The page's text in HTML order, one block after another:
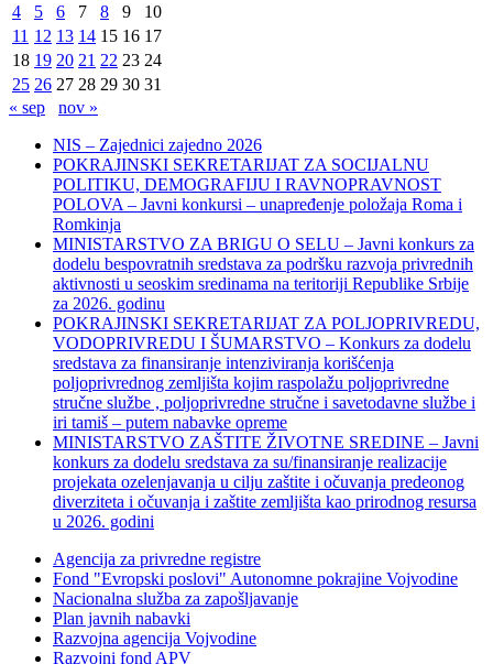
4
5 6 7 8 9
10
11 12 13 14 15 16 17
18 19 20 21 22 23 24
25 26 27 28 29 30 31
« sep
nov »
NIS – Zajednici zajedno 2026
POKRAJINSKI SEKRETARIJAT ZA SOCIJALNU
POLITIKU, DEMOGRAFIJU I RAVNOPRAVNOST
POLOVA – Javni konkursi – unapređenje položaja Roma i
Romkinja
MINISTARSTVO ZA BRIGU O SELU – Javni konkurs za
dodelu bespovratnih sredstava za podršku razvoja privrednih
aktivnosti u seoskim sredinama na teritoriji Republike Srbije
za 2026. godinu
POKRAJINSKI SEKRETARIJAT ZA POLJOPRIVREDU,
VODOPRIVREDU I ŠUMARSTVO – Konkurs za dodelu
sredstava za finansiranje intenziviranja korišćenja
poljoprivrednog zemljišta kojim raspolažu poljoprivredne
stručne službe , poljoprivredne stručne i savetodavne službe i
iri tamiš ‒ putem nabavke opreme
MINISTARSTVO ZAŠTITE ŽIVOTNE SREDINE – Javni
konkurs za dodelu sredstava za su/finansiranje realizacije
projekata ozelenjavanja u cilju zaštite i očuvanja predeonog
diverziteta i očuvanja i zaštite zemljišta kao prirodnog resursa
u 2026. godini
Agencija za privredne registre
Fond "Evropski poslovi" Autonomne pokrajine Vojvodine
Nacionalna služba za zapošljavanje
Plan javnih nabavki
Razvojna agencija Vojvodine
Razvojni fond APV